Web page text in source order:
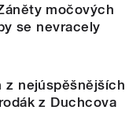
močových
se nevracely
z nejúspěšnějších
z Duchcova